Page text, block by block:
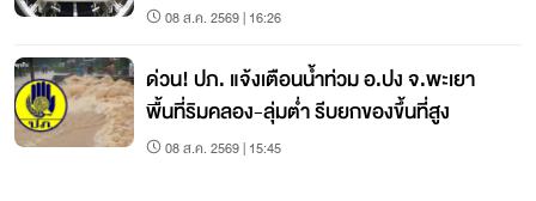
08 ส.ค. 2569 | 16:26
ด่วน! ปภ. แจ้งเตือนน้ำท่วม อ.ปง จ.พะเยา
พื้นที่ริมคลอง-ลุ่มต่ำ รีบยกของขึ้นที่สูง
08 ส.ค. 2569 | 15:45